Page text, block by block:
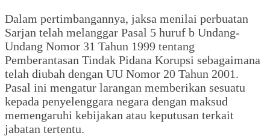
Dalam pertimbangannya, jaksa menilai perbuatan
Sarjan telah melanggar Pasal 5 huruf b Undang-
Undang Nomor 31 Tahun 1999 tentang
Pemberantasan Tindak Pidana Korupsi sebagaimana
telah diubah dengan UU Nomor 20 Tahun 2001.
Pasal ini mengatur larangan memberikan sesuatu
kepada penyelenggara negara dengan maksud
memengaruhi kebijakan atau keputusan terkait
jabatan tertentu.